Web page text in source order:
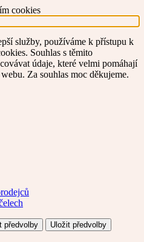
cookies
služby, používáme k přístupu k
Souhlas s těmito
údaje, které velmi pomáhají
Za souhlas moc děkujeme.
předvolby Uložit předvolby